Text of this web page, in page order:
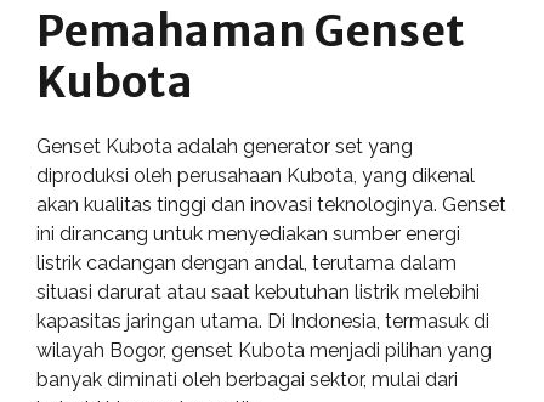
Pemahaman Genset
Kubota
Genset Kubota adalah generator set yang
diproduksi oleh perusahaan Kubota, yang dikenal
akan kualitas tinggi dan inovasi teknologinya. Genset
ini dirancang untuk menyediakan sumber energi
listrik cadangan dengan andal, terutama dalam
situasi darurat atau saat kebutuhan listrik melebihi
kapasitas jaringan utama. Di Indonesia, termasuk di
wilayah Bogor, genset Kubota menjadi pilihan yang
banyak diminati oleh berbagai sektor, mulai dari